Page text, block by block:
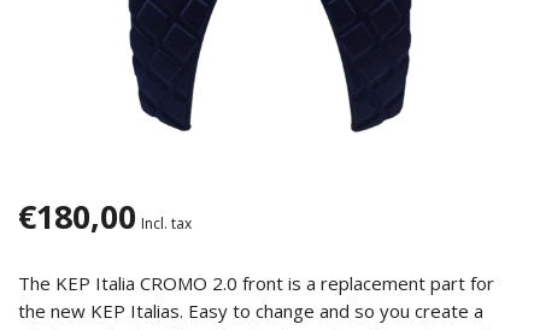
€180,00 Incl. tax
The KEP Italia CROMO 2.0 front is a replacement part for
the new KEP Italias. Easy to change and so you create a